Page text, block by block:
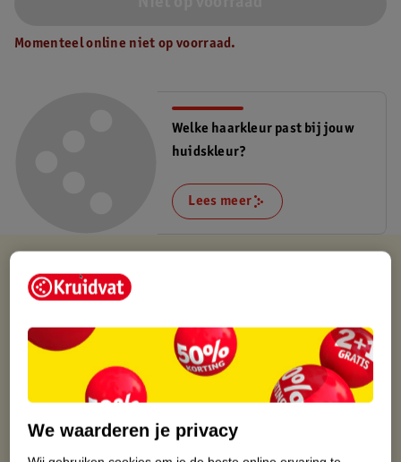
Momenteel online niet op voorraad.
Welke haarkleur past bij jouw
huidskleur?
Lees meer
Baby en Tiener Megastore
Binnen 1 werkdag verstuurd
Gratis thuisbezorgd
Gratis retourneren via verkooppartner.
Gratis punten met je Kruidvat kaart
We waarderen je privacy